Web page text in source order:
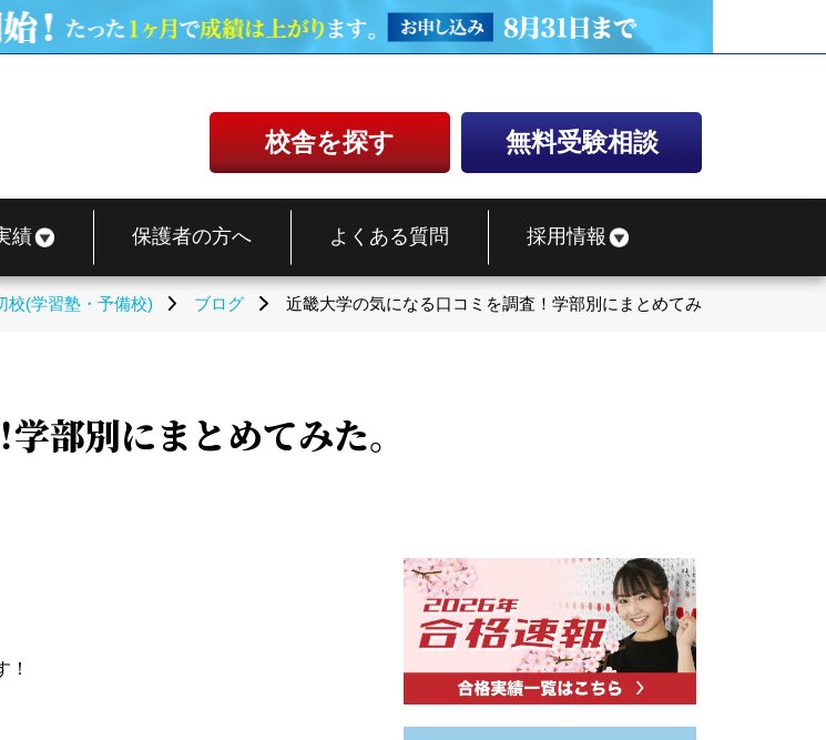
校舎を探す 無料受験相談
績 保護者の方へ よくある質問 採用情報
校(学習塾・予備校) ブログ 近畿大学の気になる口コミを調査！学部別にまとめてみた。
部別にまとめてみた。
！